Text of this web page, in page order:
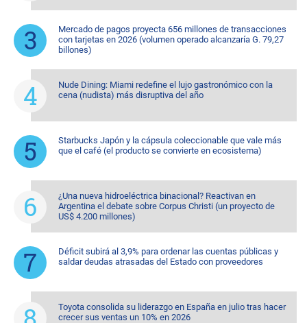
Mercado de pagos proyecta 656 millones de transacciones
con tarjetas en 2026 (volumen operado alcanzaría G. 79,27
billones)
Nude Dining: Miami redefine el lujo gastronómico con la
cena (nudista) más disruptiva del año
Starbucks Japón y la cápsula coleccionable que vale más
que el café (el producto se convierte en ecosistema)
¿Una nueva hidroeléctrica binacional? Reactivan en
Argentina el debate sobre Corpus Christi (un proyecto de
US$ 4.200 millones)
Déficit subirá al 3,9% para ordenar las cuentas públicas y
saldar deudas atrasadas del Estado con proveedores
Toyota consolida su liderazgo en España en julio tras hacer
crecer sus ventas un 10% en 2026